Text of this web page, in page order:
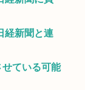
経新聞と連
せている可能